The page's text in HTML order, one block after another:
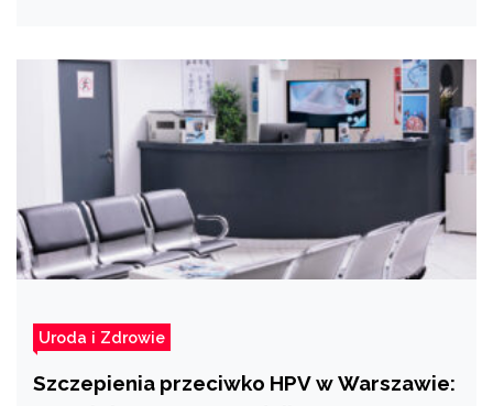
Uroda i Zdrowie
Szczepienia przeciwko HPV w Warszawie: